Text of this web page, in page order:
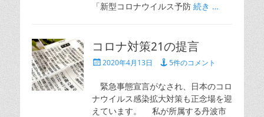
「新型コロナウイルス予防 続き …
コロナ対策21の提言
投 2020年4月13日 5件のコメント
緊急事態宣言がなされ、日本のコロ
ナウイルス感染拡大対策も正念場を迎
えています。 私が所属する丹波市